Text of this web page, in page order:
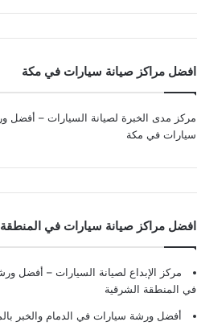
افضل مراكز صيانة سيارات في مكة
مركز مدى الخبرة لصيانة السيارات – أفضل
سيارات في مكة
افضل مراكز صيانة سيارات في
مركز الإبداع لصيانة السيارات – أفضل
في المنطقة الشرقية
أفضل ورشة سيارات في الدمام والخبر